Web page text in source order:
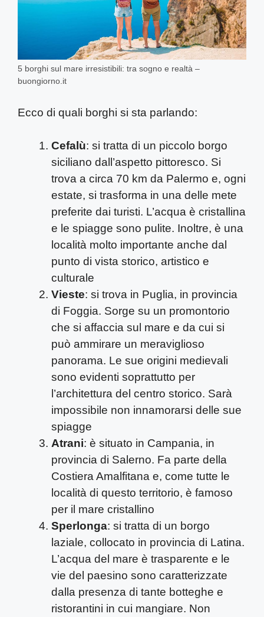
5 borghi sul mare irresistibili: tra sogno e realtà –
buongiorno.it
Ecco di quali borghi si sta parlando:
Cefalù: si tratta di un piccolo borgo
siciliano dall’aspetto pittoresco. Si
trova a circa 70 km da Palermo e, ogni
estate, si trasforma in una delle mete
preferite dai turisti. L’acqua è cristallina
e le spiagge sono pulite. Inoltre, è una
località molto importante anche dal
punto di vista storico, artistico e
culturale
Vieste: si trova in Puglia, in provincia
di Foggia. Sorge su un promontorio
che si affaccia sul mare e da cui si
può ammirare un meraviglioso
panorama. Le sue origini medievali
sono evidenti soprattutto per
l’architettura del centro storico. Sarà
impossibile non innamorarsi delle sue
spiagge
Atrani: è situato in Campania, in
provincia di Salerno. Fa parte della
Costiera Amalfitana e, come tutte le
località di questo territorio, è famoso
per il mare cristallino
Sperlonga: si tratta di un borgo
laziale, collocato in provincia di Latina.
L’acqua del mare è trasparente e le
vie del paesino sono caratterizzate
dalla presenza di tante botteghe e
ristorantini in cui mangiare. Non